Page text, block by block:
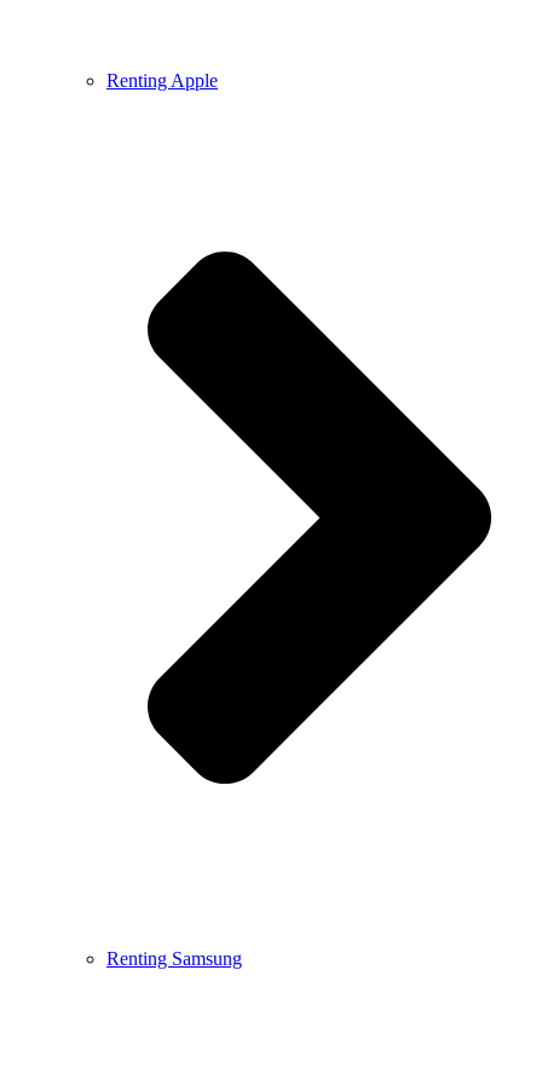
Renting Apple
Renting Samsung